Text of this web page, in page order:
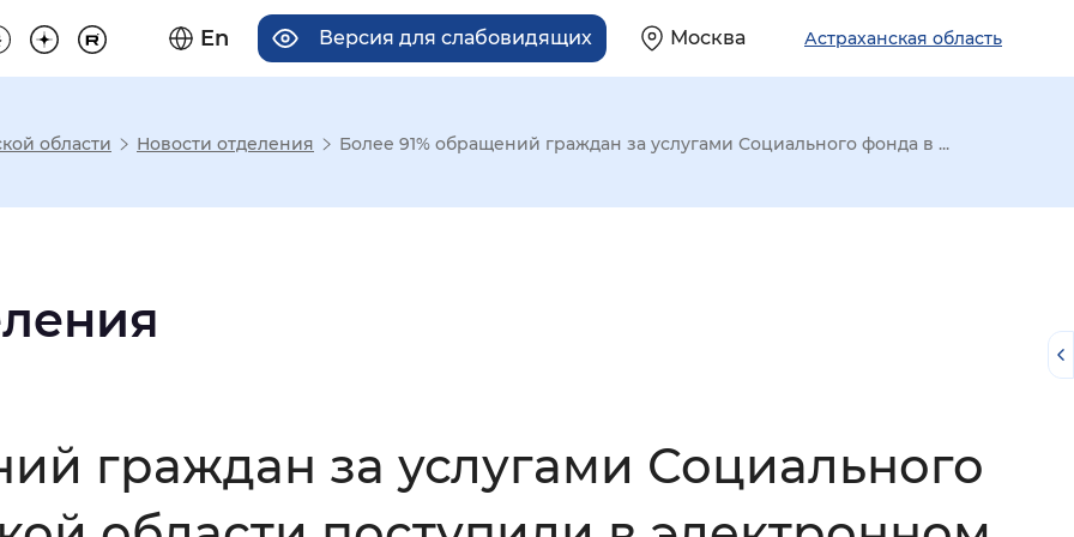
En Версия для слабовидящих Москва Астраханская область
отображения
Увеличенный Большой
области Новости отделения Более 91% обращений граждан за услугами Социального фонда в ...
граждан за услугами Социального